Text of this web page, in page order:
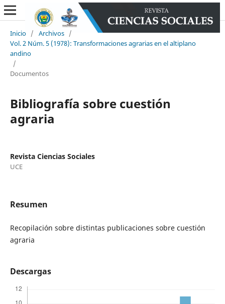
Inicio / Archivos /
Vol. 2 Núm. 5 (1978): Transformaciones agrarias en el altiplano
andino
/
Documentos
Bibliografía sobre cuestión
agraria
Revista Ciencias Sociales
UCE
Resumen
Recopilación sobre distintas publicaciones sobre cuestión
agraria
Descargas